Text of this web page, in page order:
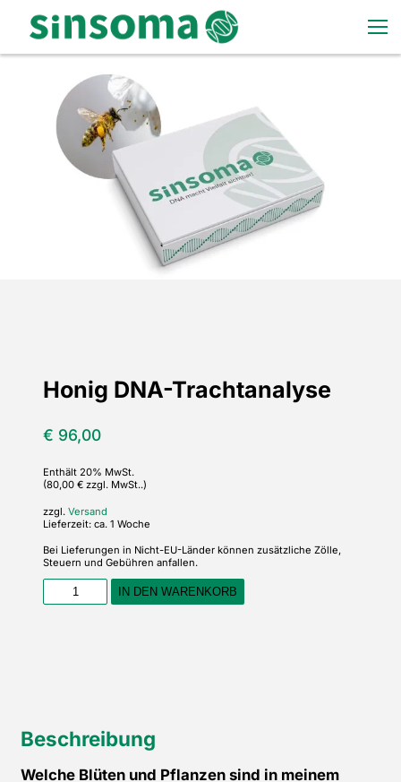
Honig DNA-Trachtanalyse
€ 96,00
Enthält 20% MwSt.
(80,00 € zzgl. MwSt..)
zzgl. Versand
Lieferzeit: ca. 1 Woche
Bei Lieferungen in Nicht-EU-Länder können zusätzliche Zölle,
Steuern und Gebühren anfallen.
Honig
IN DEN WARENKORB
Beschreibung
Welche Blüten und Pflanzen sind in meinem